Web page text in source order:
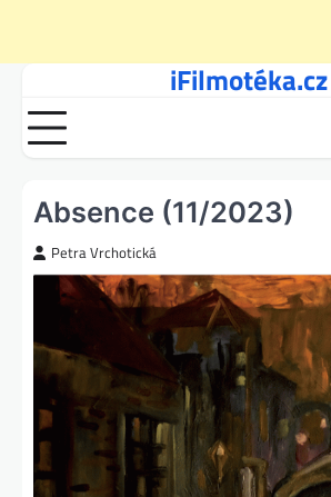
content
iFilmotéka.cz
Absence (11/2023)
Petra Vrchotická